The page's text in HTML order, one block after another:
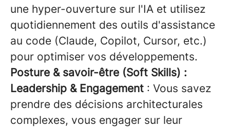
une hyper-ouverture sur l'IA et utilisez
quotidiennement des outils d'assistance
au code (Claude, Copilot, Cursor, etc.)
pour optimiser vos développements.
Posture & savoir-être (Soft Skills) :
Leadership & Engagement : Vous savez
prendre des décisions architecturales
complexes, vous engager sur leur